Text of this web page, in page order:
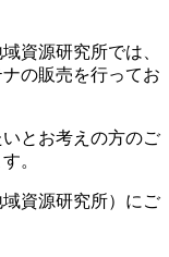
資源研究所では、
の販売を行ってお
とお考えの方のご
。
資源研究所）にご